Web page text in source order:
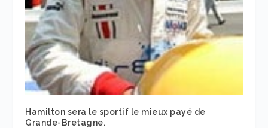
Hamilton sera le sportif le mieux payé de
Grande-Bretagne.